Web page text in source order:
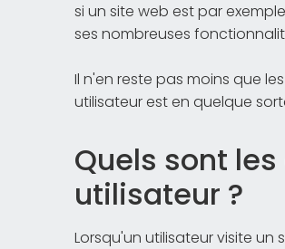
si un site web est par
ses nombreuses
Il n'en reste pas moins que
utilisateur est en quelque
Quels sont
utilisateur ?
Lorsqu'un utilisateur visite